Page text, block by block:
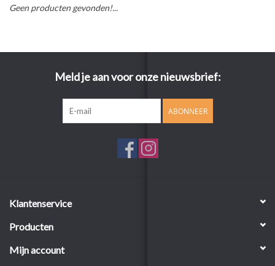
Geen producten gevonden!...
Meld je aan voor onze nieuwsbrief:
ABONNEER
Klantenservice
Producten
Mijn account